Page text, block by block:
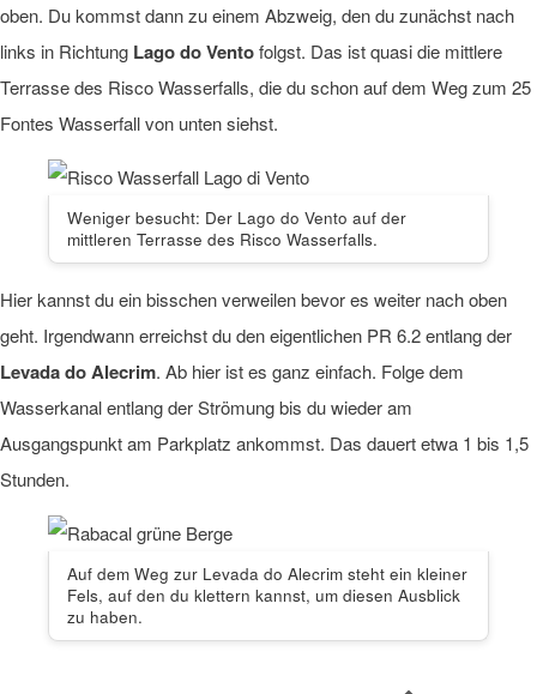
oben. Du kommst dann zu einem Abzweig, den du zunächst nach
links in Richtung Lago do Ventofolgst. Das ist quasi die mittlere
Terrasse des Risco Wasserfalls, die du schon auf dem Weg zum 25
Fontes Wasserfall von unten siehst.
Weniger besucht: Der Lago do Vento auf der
mittleren Terrasse des Risco Wasserfalls.
Hier kannst du ein bisschen verweilen bevor es weiter nach oben
geht. Irgendwann erreichst du den eigentlichen PR 6.2 entlang der
Levada do Alecrim. Ab hier ist es ganz einfach. Folge dem
Wasserkanal entlang der Strömung bis du wieder am
Ausgangspunkt am Parkplatz ankommst. Das dauert etwa 1 bis 1,5
Stunden.
Auf dem Weg zur Levada do Alecrim steht ein kleiner
Fels, auf den du klettern kannst, um diesen Ausblick
zu haben.